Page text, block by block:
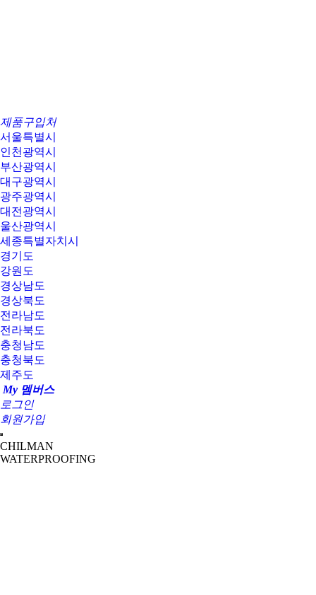
제품구입처
서울특별시
인천광역시
부산광역시
대구광역시
광주광역시
대전광역시
울산광역시
세종특별자치시
경기도
강원도
경상남도
경상북도
전라남도
전라북도
충청남도
충청북도
제주도
My 멤버스
로그인
회원가입
CHILMAN
WATERPROOFING